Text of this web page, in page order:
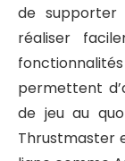
de
réaliser
permettent
de jeu au
Thrustmaster